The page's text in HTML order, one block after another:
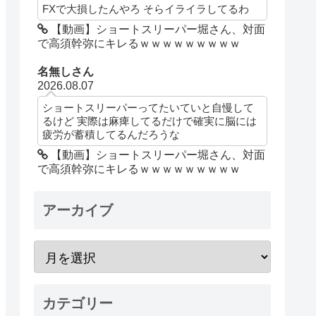
FXで大損したんやろ そらイライラしてるわ
【動画】ショートスリーパー堀さん、対面
で高須幹弥にキレるｗｗｗｗｗｗｗｗｗ
名無しさん
2026.08.07
ショートスリーパーってたいていと自慢して
るけど 実際は麻痺してるだけで確実に脳には
疲労が蓄積してるんだろうな
【動画】ショートスリーパー堀さん、対面
で高須幹弥にキレるｗｗｗｗｗｗｗｗｗ
アーカイブ
カテゴリー